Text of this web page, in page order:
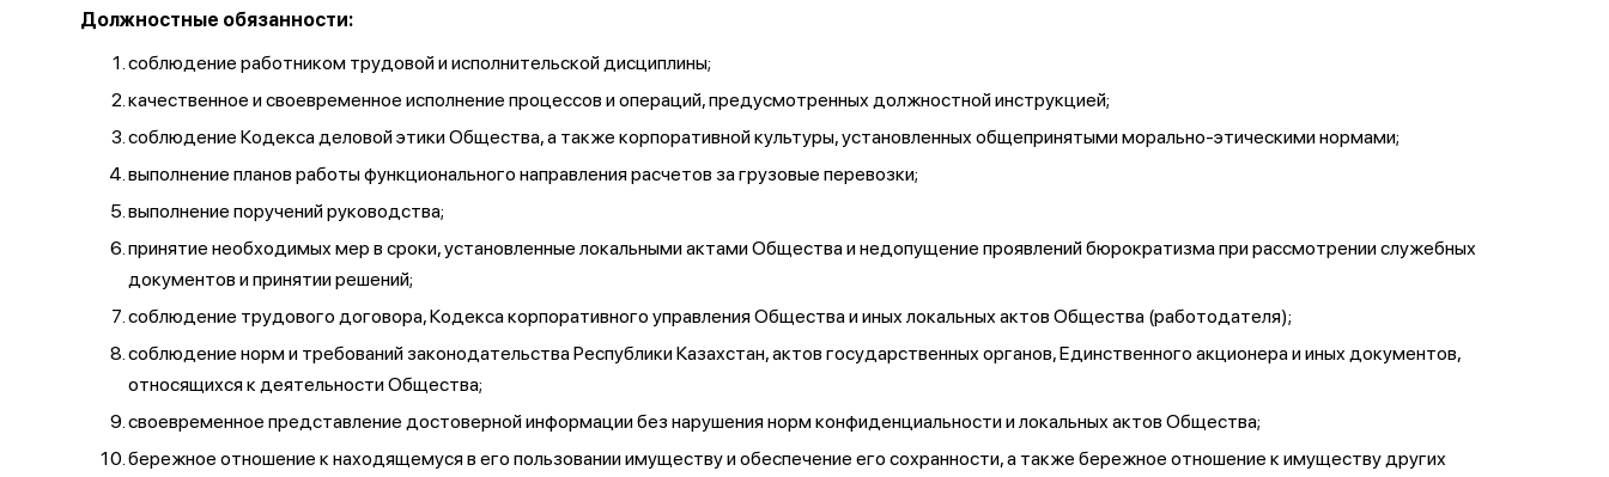
Должностные обязанности:
соблюдение работником трудовой и исполнительской дисциплины;
качественное и своевременное исполнение процессов и операций, предусмотренных должностной инструкцией;
соблюдение Кодекса деловой этики Общества, а также корпоративной культуры, установленных общепринятыми морально-этическими нормами;
выполнение планов работы функционального направления расчетов за грузовые перевозки;
выполнение поручений руководства;
принятие необходимых мер в сроки, установленные локальными актами Общества и недопущение проявлений бюрократизма при рассмотрении служебных
документов и принятии решений;
соблюдение трудового договора, Кодекса корпоративного управления Общества и иных локальных актов Общества (работодателя);
соблюдение норм и требований законодательства Республики Казахстан, актов государственных органов, Единственного акционера и иных документов,
относящихся к деятельности Общества;
своевременное представление достоверной информации без нарушения норм конфиденциальности и локальных актов Общества;
бережное отношение к находящемуся в его пользовании имуществу и обеспечение его сохранности, а также бережное отношение к имуществу других